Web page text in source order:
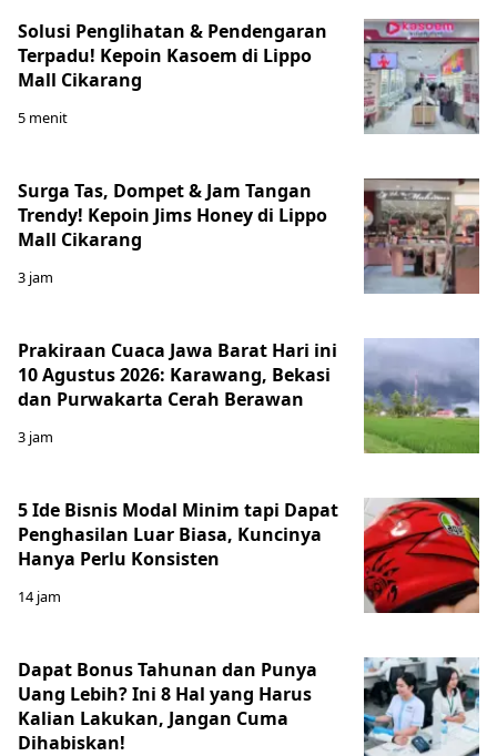
Solusi Penglihatan & Pendengaran
Terpadu! Kepoin Kasoem di Lippo
Mall Cikarang
5 menit
Surga Tas, Dompet & Jam Tangan
Trendy! Kepoin Jims Honey di Lippo
Mall Cikarang
3 jam
Prakiraan Cuaca Jawa Barat Hari ini
10 Agustus 2026: Karawang, Bekasi
dan Purwakarta Cerah Berawan
3 jam
5 Ide Bisnis Modal Minim tapi Dapat
Penghasilan Luar Biasa, Kuncinya
Hanya Perlu Konsisten
14 jam
Dapat Bonus Tahunan dan Punya
Uang Lebih? Ini 8 Hal yang Harus
Kalian Lakukan, Jangan Cuma
Dihabiskan!